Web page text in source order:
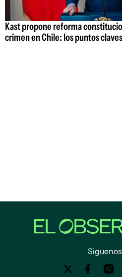
Kast propone reforma
crimen en Chile: los puntos